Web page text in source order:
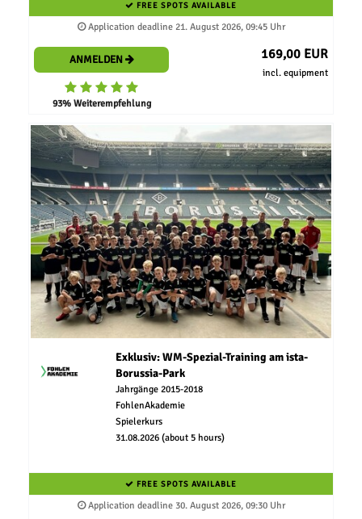
FREE SPOTS AVAILABLE
Application deadline 21. August 2026, 09:45 Uhr
ANMELDEN
93% Weiterempfehlung
169,00 EUR
incl. equipment
Exklusiv: WM-Spezial-Training am ista-
Borussia-Park
Jahrgänge 2015-2018
FohlenAkademie
Spielerkurs
31.08.2026 (about 5 hours)
FREE SPOTS AVAILABLE
Application deadline 30. August 2026, 09:30 Uhr